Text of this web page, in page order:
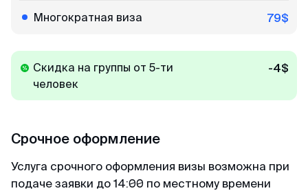
Качественно и недорого
двоих за 6000. Идеальное соотношение цены
и качества.
Всё ещё сомневаешься?
благодарности реальных людей ↓
Многократная виза 79$
Скидка на группы от 5-ти
человек
-4$
Срочное оформление
Услуга срочного оформления визы возможна при
подаче заявки до 14:00 по местному времени